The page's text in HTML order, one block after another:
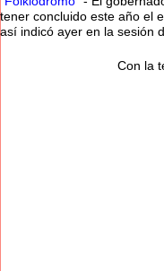
tener concluido este año el
así indicó ayer en la sesión
Con la